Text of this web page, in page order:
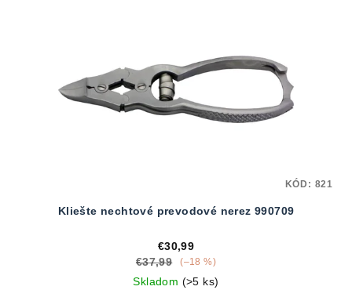
Kliešte nechtové prevodové nerez 990709
€30,99
€37,99
(–18 %)
Skladom (>5 ks)
KÓD: 821